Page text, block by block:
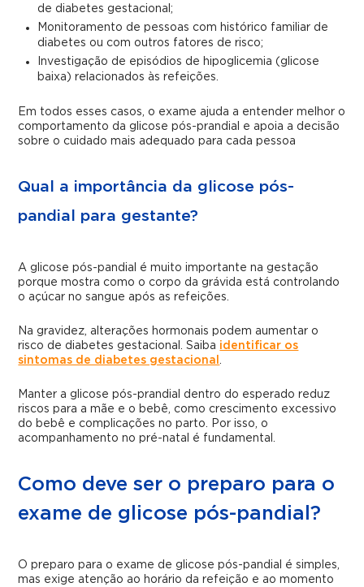
de diabetes gestacional;
Monitoramento de pessoas com histórico familiar de
diabetes ou com outros fatores de risco;
Investigação de episódios de hipoglicemia (glicose
baixa) relacionados às refeições.
Em todos esses casos, o exame ajuda a entender melhor o
comportamento da glicose pós-prandial e apoia a decisão
sobre o cuidado mais adequado para cada pessoa
Qual a importância da glicose pós-
pandial para gestante?
A glicose pós-pandial é muito importante na gestação
porque mostra como o corpo da grávida está controlando
o açúcar no sangue após as refeições.
Na gravidez, alterações hormonais podem aumentar o
risco de diabetes gestacional. Saiba identificar os
sintomas de diabetes gestacional
Manter a glicose pós-prandial dentro do esperado reduz
riscos para a mãe e o bebê, como crescimento excessivo
do bebê e complicações no parto. Por isso, o
acompanhamento no pré-natal é fundamental.
Como deve ser o preparo para o
exame de glicose pós-pandial?
O preparo para o exame de glicose pós-pandial é simples,
mas exige atenção ao horário da refeição e ao momento